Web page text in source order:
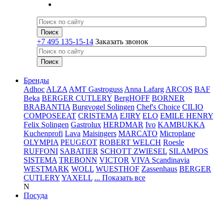
+7 495 135-15-14 Заказать звонок
Бренды
Adhoc ALZA AMT Gastroguss Anna Lafarg ARCOS BAF
Beka BERGER CUTLERY BergHOFF BORNER
BRABANTIA Burgvogel Solingen Chef's Choice CILIO
COMPOSEEAT CRISTEMA EJIRY ELO EMILE HENRY
Felix Solingen Gastrolux HERDMAR Ivo KAMBUKKA
Kuchenprofi Lava Maisingers MARCATO Microplane
OLYMPIA PEUGEOT ROBERT WELCH Roesle
RUFFONI SABATIER SCHOTT ZWIESEL SILAMPOS
SISTEMA TREBONN VICTOR VIVA Scandinavia
WESTMARK WOLL WUESTHOF Zassenhaus BERGER
CUTLERYYAXELL ... Показать все
N
Посуда